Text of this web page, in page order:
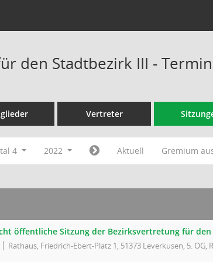
den Stadtbezirk III -
Vertreter
4 2022 Aktuell Gremium
öffentliche Sitzung der Bezirksvertretung für den
Rathaus, Friedrich-Ebert-Platz 1, 51373 Leverkusen, 5. OG,